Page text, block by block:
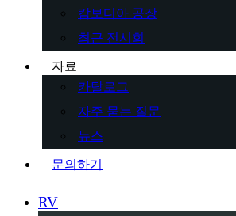
캄보디아 공장
최근 전시회
자료
카탈로그
자주 묻는 질문
뉴스
문의하기
RV